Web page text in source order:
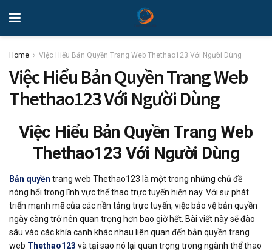
Home Việc Hiểu Bản Quyền Trang Web Thethao123 Với Người Dùng
Việc Hiểu Bản Quyền Trang Web
Thethao123 Với Người Dùng
Việc Hiểu Bản Quyền Trang Web
Thethao123 Với Người Dùng
Bản quyền trang web Thethao123 là một trong những chủ đề
nóng hổi trong lĩnh vực thể thao trực tuyến hiện nay. Với sự phát
triển mạnh mẽ của các nền tảng trực tuyến, việc bảo vệ bản quyền
ngày càng trở nên quan trọng hơn bao giờ hết. Bài viết này sẽ đào
sâu vào các khía cạnh khác nhau liên quan đến bản quyền trang
web Thethao123 và tại sao nó lại quan trọng trong ngành thể thao